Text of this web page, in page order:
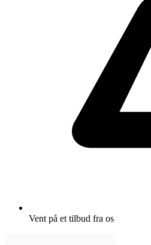
Vent på et tilbud fra os